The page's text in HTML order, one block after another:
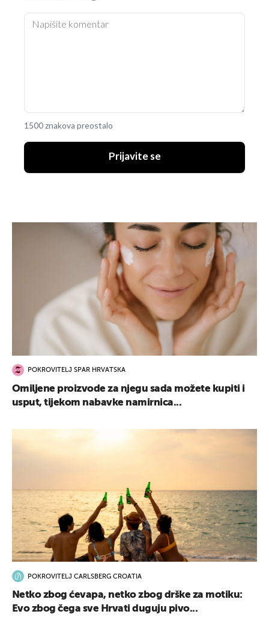
1500 znakova preostalo
Prijavite se
POKROVITELJ SPAR HRVATSKA
Omiljene proizvode za njegu sada možete kupiti i
usput, tijekom nabavke namirnica...
POKROVITELJ CARLSBERG CROATIA
Netko zbog ćevapa, netko zbog drške za motiku:
Evo zbog čega sve Hrvati duguju pivo...